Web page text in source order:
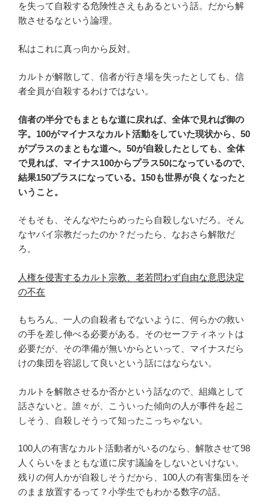
を失って自殺する危険性さえもあるという話。だから解
散させるなという論理。
私はこれに真っ向から反対。
カルトが解散して、信者が行き場を失ったとしても、信
者全員が自殺するわけではない。
信者の半分でもまともな道に戻れば、全体で見れば御の
字。100がマイナスなカルト活動をしていた現状から、50
がプラスのまともな道へ。50が自殺したとしても、全体
で見れば、マイナス100からプラス50になっているので、
結果150プラスになっている。150も世界が良くなったと
いうこと。
そもそも、そんなやたらめったら自殺しないだろ。そん
なヤバイ宗教だったのか？だったら、なおさら解散だ
ろ。
人権を侵害するカルト宗教、老若問わず自由な意思決定
の不在
もちろん、一人の自殺者もでないように、何らかの救い
の手を差し伸べる必要がある。そのセーフティネットは
必要だが、その準備が無いからといって、マイナスだら
けの集団を容認して良いという話にはならない。
カルトを解散させるか否かという話なので、組織として
話さないと。誰々が、こういった傾向の人が事件を起こ
しそう、自殺しそうって知ったこっちゃない。
100人の有害なカルト活動者がいるのなら、解散させて98
人くらいをまともな道に戻す議論をしないといけない。
残りの何人かが自殺しそうだから、100人の有害集団をそ
のまま放置するって？小学生でもわかる数字の話。